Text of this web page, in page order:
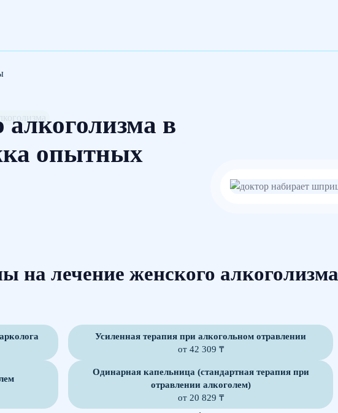
алкоголизма в
опытных
на лечение женского
Усиленная терапия при алкогольном отравлении
от 42 309 ₸
Одинарная капельница (стандартная терапия при
отравлении алкоголем)
от 20 829 ₸